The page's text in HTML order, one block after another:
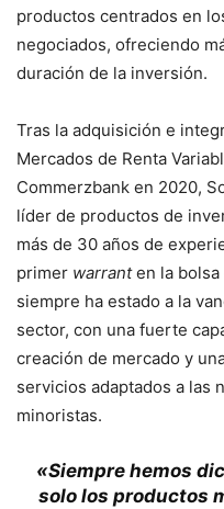
productos centrados en
negociados, ofreciendo
duración de la inversión.
Tras la adquisición e
Mercados de Renta
Commerzbank en 2020,
líder de productos de
más de 30 años de
primer warranten la
siempre ha estado a la
sector, con una fuerte
creación de mercado y
servicios adaptados a las
minoristas.
«Siempre hemos
solo los productos